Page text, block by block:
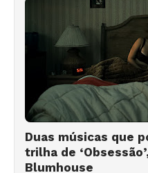
Duas músicas que
trilha de
Blumhouse